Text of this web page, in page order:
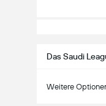
Das Saudi
Weitere